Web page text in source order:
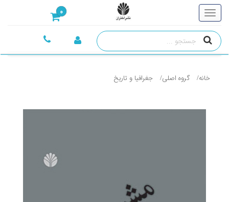
0
خانه گروه اصلی جغرافيا و تاريخ